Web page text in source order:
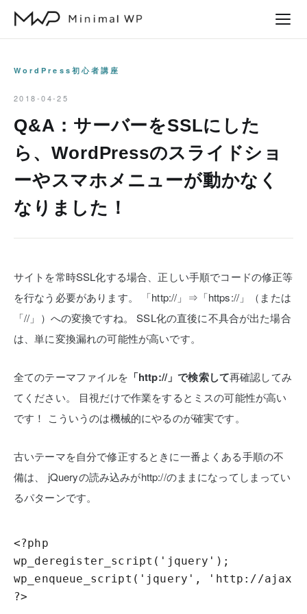
WordPress初心者講座
2018-04-25
Q&A：サーバーをSSLにした
ら、WordPressのスライドショ
ーやスマホメニューが動かなく
なりました！
サイトを常時SSL化する場合、正しい手順でコードの修正等
を行なう必要があります。
「http://」⇒「https://」（または
「//」）への変換ですね。
SSL化の直後に不具合が出た場合
は、単に変換漏れの可能性が高いです。
全てのテーマファイルを 「http://」で検索して再確認してみ
てください。
目視だけで作業をするとミスの可能性が高い
です！
こういうのは機械的にやるのが確実です。
古いテーマを自分で修正するときに一番よくある手順の不
備は、
jQueryの読み込みがhttp://のままになってしまってい
るパターンです。
<?php
wp_deregister_script('jquery');
wp_enqueue_script('jquery', 'http://
?>